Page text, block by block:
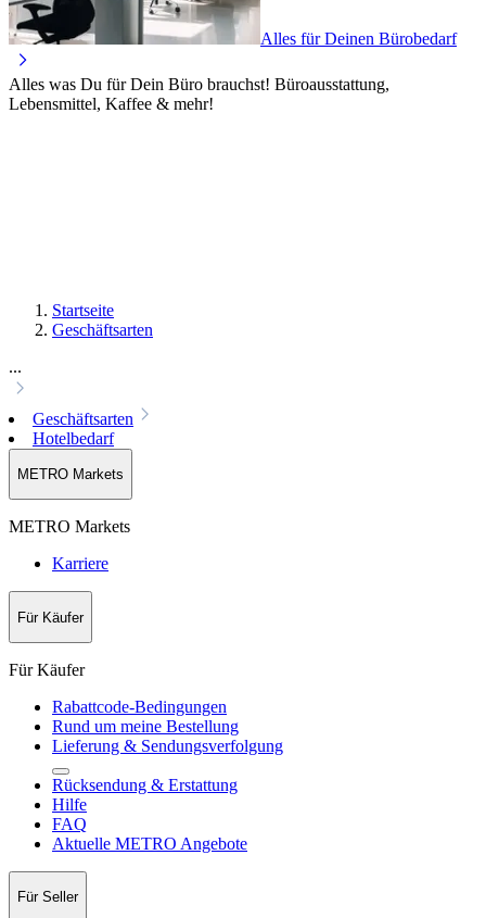
Alles für Deinen Bürobedarf
Alles was Du für Dein Büro brauchst! Büroausstattung,
Lebensmittel, Kaffee & mehr!
Startseite
Geschäftsarten
...
Geschäftsarten
Hotelbedarf
METRO Markets
METRO Markets
Karriere
Für Käufer
Für Käufer
Rabattcode-Bedingungen
Rund um meine Bestellung
Lieferung & Sendungsverfolgung
Rücksendung & Erstattung
Hilfe
FAQ
Aktuelle METRO Angebote
Für Seller